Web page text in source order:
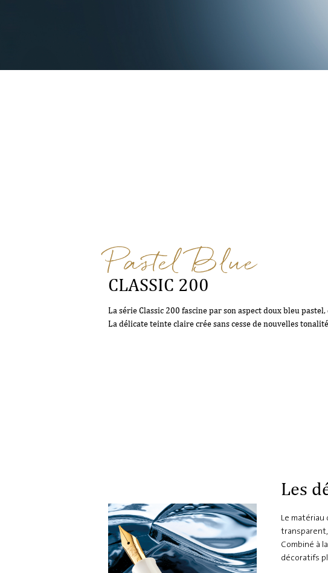
Pastel Blue
CLASSIC 200
La série Classic 200 fascine par son aspect doux bleu
La délicate teinte claire crée sans cesse de nouvelles
Les
Le
Combiné à
décoratifs